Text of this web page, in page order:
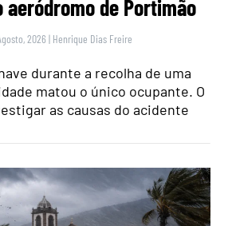
aeródromo de Portimão
2026 | Henrique Dias Freire
durante a recolha de uma
matou o único ocupante. O
as causas do acidente